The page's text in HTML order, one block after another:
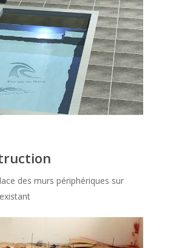
des murs périphériques sur